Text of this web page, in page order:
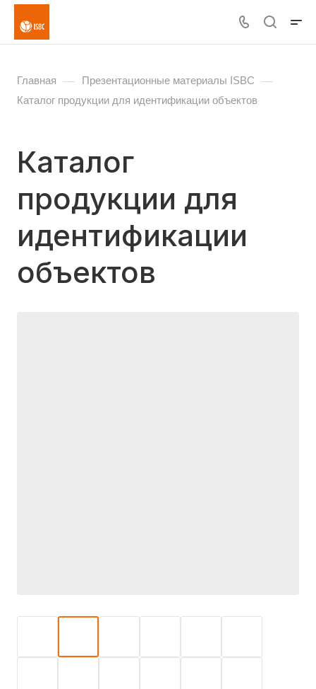
Главная — Презентационные материалы ISBC —
Каталог продукции для идентификации объектов
Каталог
продукции для
идентификации
объектов